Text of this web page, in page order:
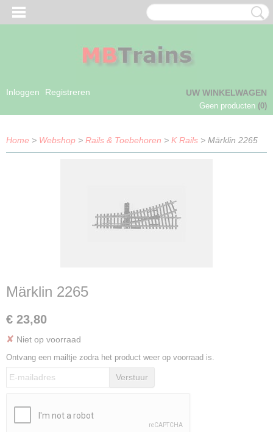
Inloggen Registreren UW WINKELWAGEN
Geen producten (0)
Home > Webshop > Rails & Toebehoren > K Rails > Märklin 2265
Märklin 2265
€ 23,80
✘ Niet op voorraad
Ontvang een mailtje zodra het product weer op voorraad is.
Verstuur